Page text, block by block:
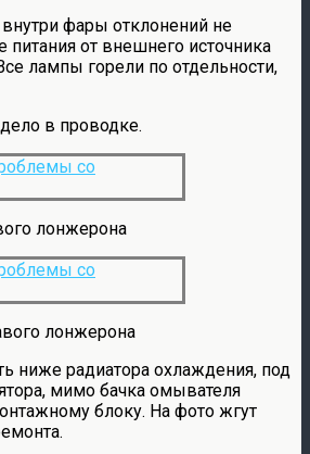
фары отклонений не
от внешнего источника
лампы горели по отдельности,
в проводке.
лонжерона
лонжерона
ниже радиатора охлаждения, под
мимо бачка омывателя
блоку. На фото жгут